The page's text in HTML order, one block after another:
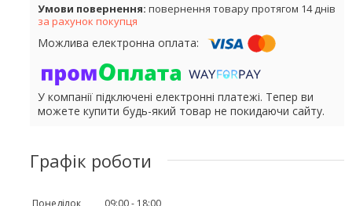
повернення товару протягом 14 днів
за рахунок покупця
У компанії підключені електронні платежі. Тепер ви
можете купити будь-який товар не покидаючи сайту.
Графік роботи
Понеділок 09:00
18:00